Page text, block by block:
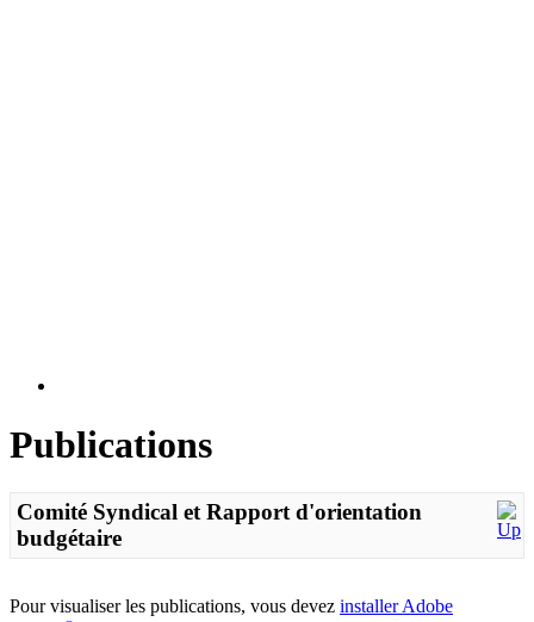
Publications
Comité Syndical et Rapport d'orientation
budgétaire
Pour visualiser les publications, vous devez installer Adobe